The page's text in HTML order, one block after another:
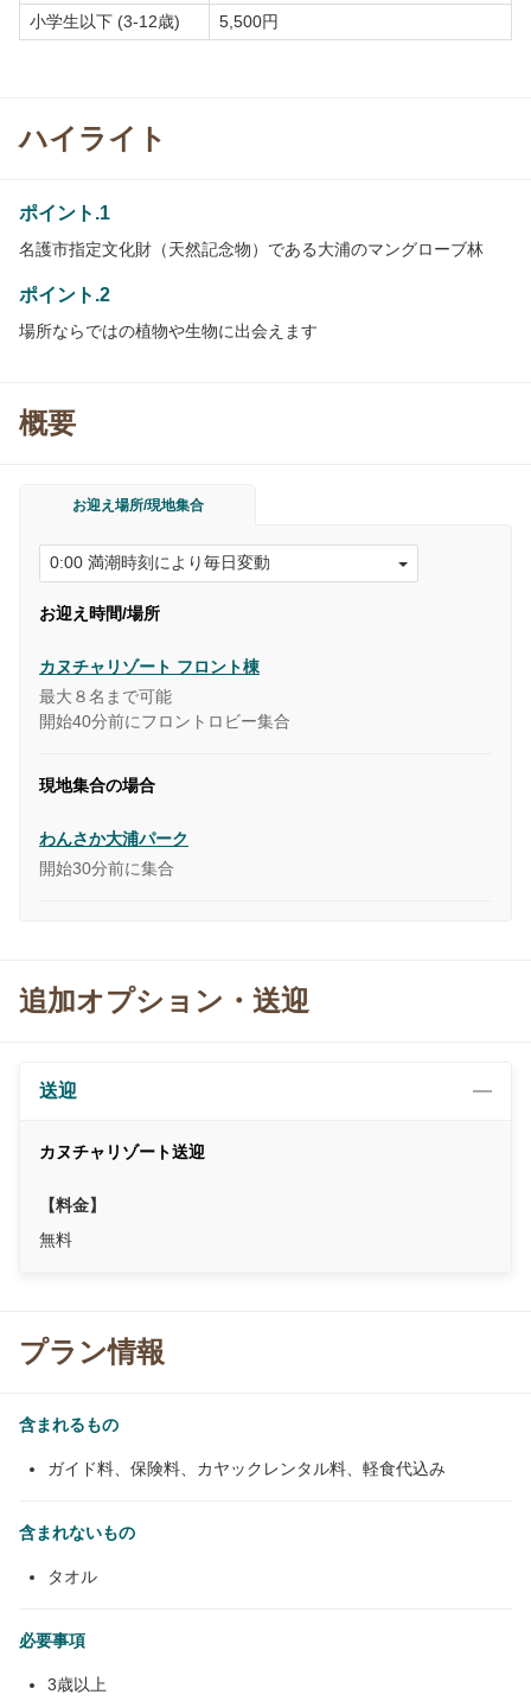
小学生以下 (3-12歳)
5,500円
ハイライト
ポイント.1
名護市指定文化財（天然記念物）である大浦のマングローブ林
ポイント.2
場所ならではの植物や生物に出会えます
概要
お迎え場所/現地集合
お迎え時間/場所
カヌチャリゾート フロント棟
最大８名まで可能
開始40分前にフロントロビー集合
現地集合の場合
わんさか大浦パーク
開始30分前に集合
追加オプション・送迎
送迎
カヌチャリゾート送迎
【料金】
無料
プラン情報
含まれるもの
ガイド料、保険料、カヤックレンタル料、軽食代込み
含まれないもの
タオル
必要事項
3歳以上